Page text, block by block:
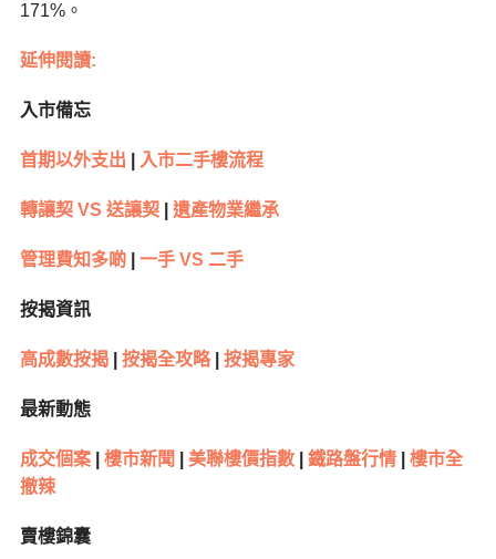
171%。
延伸閱讀:
入市備忘
首期以外支出 入市二手樓流程
轉讓契 VS 送讓契| 遺產物業繼承
管理費知多啲| 一手 VS 二手
按揭資訊
高成數按揭| 按揭全攻略| 按揭專家
最新動態
成交個案| 樓市新聞 美聯樓價指數| 鐵路盤行情|
樓市全
撤辣
賣樓錦囊